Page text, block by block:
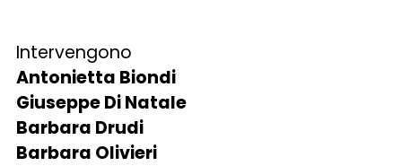
Intervengono
Antonietta Biondi
Giuseppe Di Natale
Barbara Drudi
Barbara Olivieri